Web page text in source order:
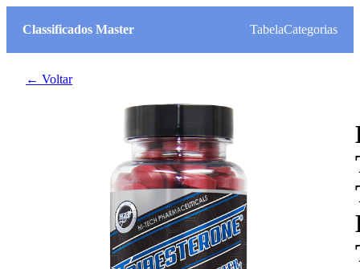
Classificados Master TabelaCategorias
← Voltar